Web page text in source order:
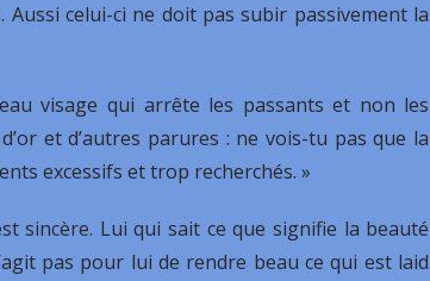
celui-ci ne doit pas subir passivement la
visage qui arrête les passants et non les
et d’autres parures : ne vois-tu pas que la
excessifs et trop recherchés. »
sincère. Lui qui sait ce que signifie la beauté
pas pour lui de rendre beau ce qui est laid